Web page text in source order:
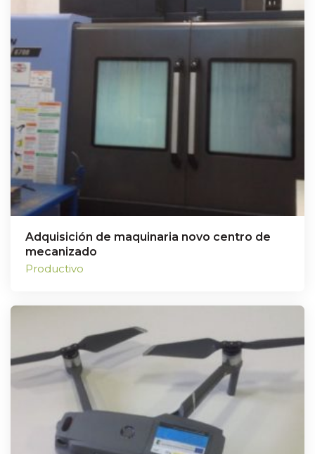
Adquisición de maquinaria novo centro de
mecanizado
Productivo